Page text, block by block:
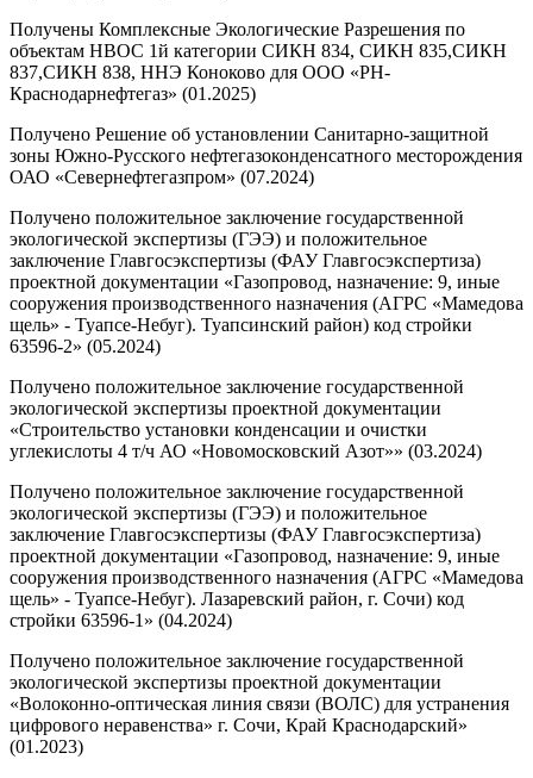
Получены Комплексные Экологические Разрешения по
объектам НВОС 1й категории СИКН 834, СИКН 835,СИКН
837,СИКН 838, ННЭ Коноково для ООО «РН-
Краснодарнефтегаз» (01.2025)
Получено Решение об установлении Санитарно-защитной
зоны Южно-Русского нефтегазоконденсатного месторождения
ОАО «Севернефтегазпром» (07.2024)
Получено положительное заключение государственной
экологической экспертизы (ГЭЭ) и положительное
заключение Главгосэкспертизы (ФАУ Главгосэкспертиза)
проектной документации «Газопровод, назначение: 9, иные
сооружения производственного назначения (АГРС «Мамедова
щель» - Туапсе-Небуг). Туапсинский район) код стройки
63596-2» (05.2024)
Получено положительное заключение государственной
экологической экспертизы проектной документации
«Строительство установки конденсации и очистки
углекислоты 4 т/ч АО «Новомосковский Азот»» (03.2024)
Получено положительное заключение государственной
экологической экспертизы (ГЭЭ) и положительное
заключение Главгосэкспертизы (ФАУ Главгосэкспертиза)
проектной документации «Газопровод, назначение: 9, иные
сооружения производственного назначения (АГРС «Мамедова
щель» - Туапсе-Небуг). Лазаревский район, г. Сочи) код
стройки 63596-1» (04.2024)
Получено положительное заключение государственной
экологической экспертизы проектной документации
«Волоконно-оптическая линия связи (ВОЛС) для устранения
цифрового неравенства» г. Сочи, Край Краснодарский»
(01.2023)